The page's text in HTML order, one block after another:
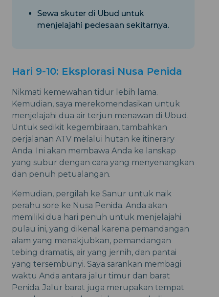
Sewa skuter di Ubud untuk
menjelajahi pedesaan sekitarnya.
Hari 9-10: Eksplorasi Nusa Penida
Nikmati kemewahan tidur lebih lama.
Kemudian, saya merekomendasikan untuk
menjelajahi dua air terjun menawan di Ubud.
Untuk sedikit kegembiraan, tambahkan
perjalanan ATV melalui hutan ke itinerary
Anda. Ini akan membawa Anda ke lanskap
yang subur dengan cara yang menyenangkan
dan penuh petualangan.
Kemudian, pergilah ke Sanur untuk naik
perahu sore ke Nusa Penida. Anda akan
memiliki dua hari penuh untuk menjelajahi
pulau ini, yang dikenal karena pemandangan
alam yang menakjubkan, pemandangan
tebing dramatis, air yang jernih, dan pantai
yang tersembunyi. Saya sarankan membagi
waktu Anda antara jalur timur dan barat
Penida. Jalur barat juga merupakan tempat